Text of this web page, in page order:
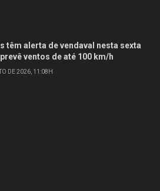
têm alerta de vendaval nesta sexta
ventos de até 100 km/h
DE 2026, 11:08H